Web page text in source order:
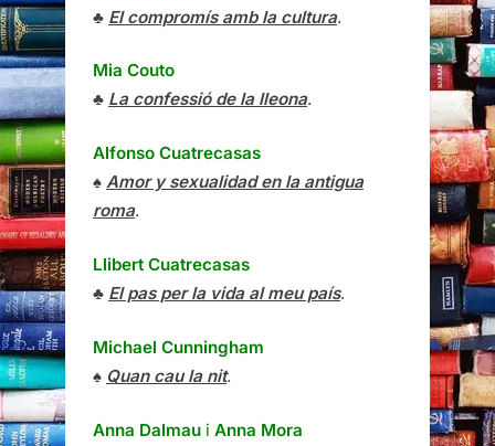
♣ El compromís amb la cultura.
Mia Couto
♣ La confessió de la lleona.
Alfonso Cuatrecasas
♠ Amor y sexualidad en la antigua
roma.
Llibert Cuatrecasas
♣ El pas per la vida al meu país.
Michael Cunningham
♠ Quan cau la nit.
Anna Dalmau i Anna Mora